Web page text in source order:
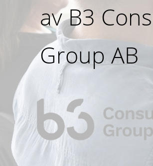
av B3
Group AB